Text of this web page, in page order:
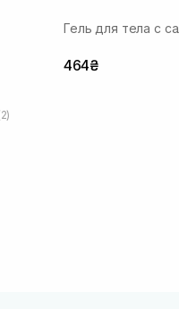
Гель для тела с
464₴